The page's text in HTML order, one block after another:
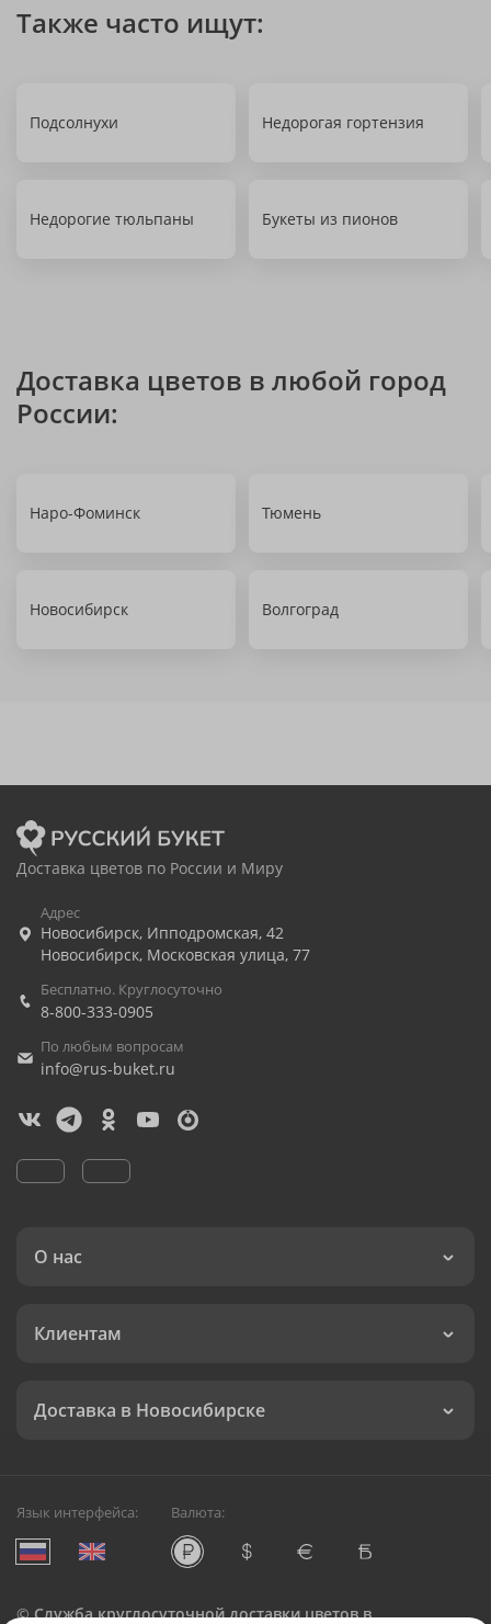
Также часто ищут:
Подсолнухи Недорогая гортензия
Недорогие тюльпаны Букеты из пионов
Доставка цветов в любой город
России:
Наро-Фоминск Тюмень
Новосибирск Волгоград
Доставка цветов по России и Миру
Адрес
Новосибирск, Ипподромская, 42
Новосибирск, Московская улица, 77
Бесплатно. Круглосуточно
8-800-333-0905
По любым вопросам
info@rus-buket.ru
О нас
Клиентам
Доставка в Новосибирске
Язык интерфейса: Валюта:
©Служба круглосуточной доставки цветов в